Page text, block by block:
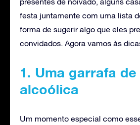
festa juntamente com uma lista
forma de sugerir algo que eles
convidados. Agora vamos às
1. Uma garrafa
alcoólica
Um momento especial como